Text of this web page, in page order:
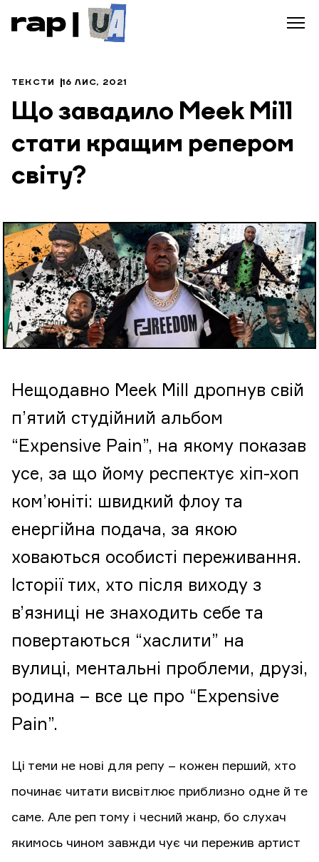
ТЕКСТИ 16 ЛИС, 2021
Що завадило Meek Mill
стати кращим репером
світу?
Нещодавно Meek Mill дропнув свій
п’ятий студійний альбом
“Expensive Pain”, на якому показав
усе, за що йому респектує хіп-хоп
ком’юніті: швидкий флоу та
енергійна подача, за якою
ховаються особисті переживання.
Історії тих, хто після виходу з
в’язниці не знаходить себе та
повертаються “хаслити” на
вулиці, ментальні проблеми, друзі,
родина – все це про “Expensive
Pain”.
Ці теми не нові для репу – кожен перший, хто
починає читати висвітлює приблизно одне й те
саме. Але реп тому і чесний жанр, бо слухач
якимось чином завжди чує чи пережив артист